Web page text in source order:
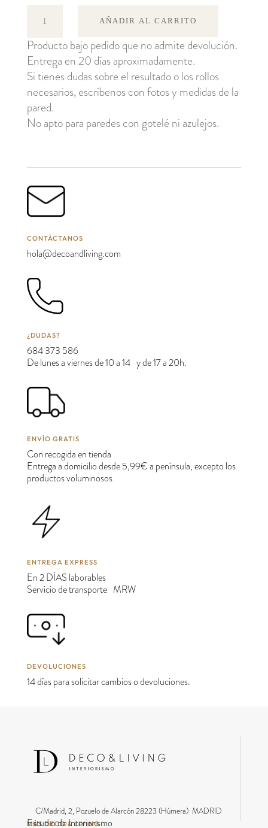
AÑADIR AL CARRITO
Producto bajo pedido que no admite devolución.
Entrega en 20 días aproximadamente.
Si tienes dudas sobre el resultado o los rollos
necesarios, escríbenos con fotos y medidas de la
pared.
No apto para paredes con gotelé ni azulejos.
CONTÁCTANOS
hola@decoandliving.com
¿DUDAS?
684 373 586
De lunes a viernes de 10 a 14 y de 17 a 20h.
ENVÍO GRATIS
Con recogida en tienda
Entrega a domicilio desde 5,99€ a península, excepto los
productos voluminosos
ENTREGA EXPRESS
En 2 DÍAS laborables
Servicio de transporte MRW
DEVOLUCIONES
14 días para solicitar cambios o devoluciones.
C/Madrid, 2, Pozuelo de Alarcón 28223 (Húmera) MADRID
MÁS DECO & LIVING
Estudio de Interiorismo